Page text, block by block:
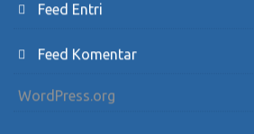
Feed Entri
Feed Komentar
WordPress.org